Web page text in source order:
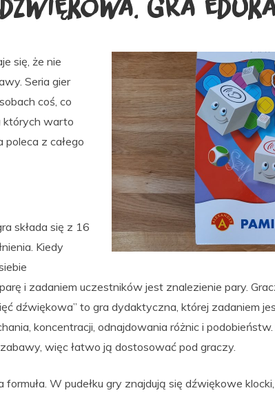
się, że nie
Seria gier
coś, co
których warto
z całego
składa się z 16
Kiedy
i zadaniem uczestników jest znalezienie pary.
dźwiękowa” to gra dydaktyczna, której zadaniem
koncentracji, odnajdowania różnic i
więc łatwo ją dostosować pod graczy.
W pudełku gry znajdują się dźwiękowe